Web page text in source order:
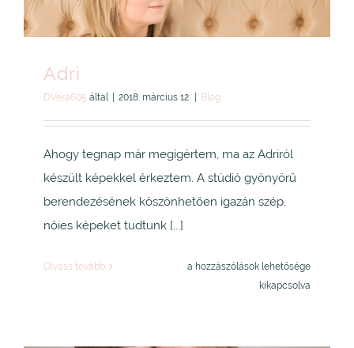
Adri
DVera605 által 2018. március 12. Blog
Ahogy tegnap már megígértem, ma az Adriról
készült képekkel érkeztem. A stúdió gyönyörű
berendezésének köszönhetően igazán szép,
nőies képeket tudtunk [...]
Olvass tovább
Adri
a hozzászólások lehetősége
kikapcsolva